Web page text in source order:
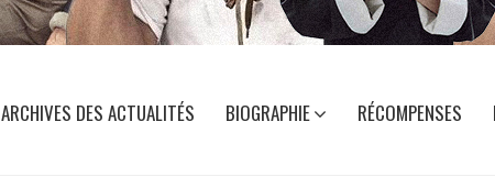
ARCHIVES DES ACTUALITÉS BIOGRAPHIE RÉCOMPENSES